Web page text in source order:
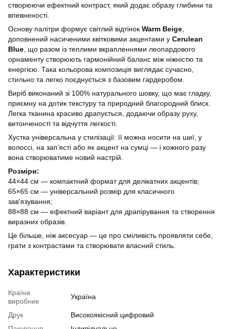
створюючи ефектний контраст, який додає образу глибини та
впевненості.
Основу палітри формує світлий відтінок Warm Beige
доповнений насиченими квітковими акцентами у Cerulean
Blue , що разом із теплими вкрапленнями леопардового
орнаменту створюють гармонійний баланс між ніжністю та
енергією. Така кольорова композиція виглядає сучасно,
стильно та легко поєднується з базовим гардеробом.
Виріб виконаний зі 100% натурального шовку, що має гладку,
приємну на дотик текстуру та природний благородний блиск.
Легка тканина красиво драпується, додаючи образу руху,
витонченості та відчуття легкості.
Хустка універсальна у стилізації: її можна носити на шиї, у
волоссі, на зап’ясті або як акцент на сумці — і кожного разу
вона створюватиме новий настрій.
Розміри:
44×44 см — компактний формат для делікатних акцентів;
65×65 см — універсальний розмір для класичного
зав’язування;
88×88 см — ефектний варіант для драпірування та створення
виразних образів.
Це більше, ніж аксесуар — це про сміливість проявляти себе,
грати з контрастами та створювати власний стиль.
Характеристики
Країна
виробник
Україна
Друк
Високоякісний цифровий